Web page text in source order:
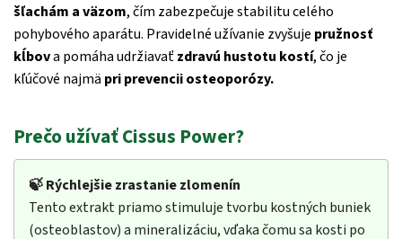
šľachám a väzom, čím zabezpečuje stabilitu celého
pohybového aparátu. Pravidelné užívanie zvyšuje pružnosť
kĺbova pomáha udržiavaťzdravú hustotu kostí, čo je
kľúčové najmä pri prevencii osteoporózy.
Prečo užívať Cissus Power?
🍃 Rýchlejšie zrastanie zlomenín
Tento extrakt priamo stimuluje tvorbu kostných buniek
(osteoblastov) a mineralizáciu, vďaka čomu sa kosti po